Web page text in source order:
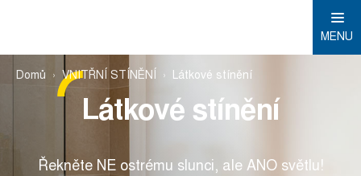
MENU
Domů VNITŘNÍ STÍNĚNÍ Látkové stínění
Látkové stínění
Řekněte NE ostrému slunci, ale ANO světlu!